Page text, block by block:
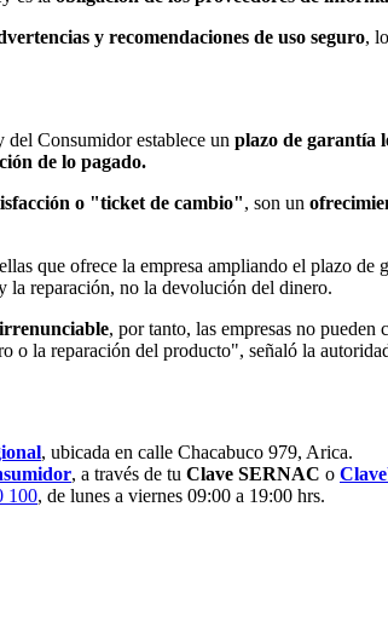
y recomendaciones de uso seguro,
Consumidor establece un plazo de garantía
de lo pagado.
o "ticket de cambio", son un
que ofrece la empresa ampliando el plazo de
la reparación, no la devolución del dinero.
, por tanto, las empresas no
o la reparación del producto", señaló la
, ubicada en calle Chacabuco 979, Arica.
, a través de tu Clave SERNAC o
100, de lunes a viernes 09:00 a 19:00 hrs.